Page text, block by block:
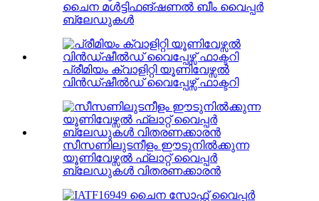
ചൈന മൾട്ടിഫങ്ഷണൽ ബീം വൈപ്പർ
ബ്ലേഡുകൾ
പ്രീമിയം ക്വാളിറ്റി യൂണിവേഴ്സൽ
വിൻഡ്ഷീൽഡ് വൈപ്പേഴ്സ് ഫാക്ടറി
സീസണിലുടനീളം ഈടുനിൽക്കുന്ന
യൂണിവേഴ്സൽ ഫ്ലാറ്റ് വൈപ്പർ
ബ്ലേഡുകൾ വിതരണക്കാരൻ